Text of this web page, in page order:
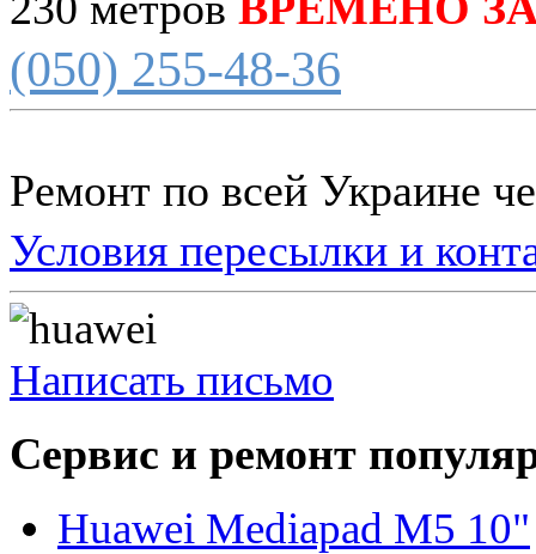
(050) 255-48-36
Ремонт по всей Украине
Условия пересылки и
Написать письмо
Сервис и ремонт
Huawei Mediapad M5 10"